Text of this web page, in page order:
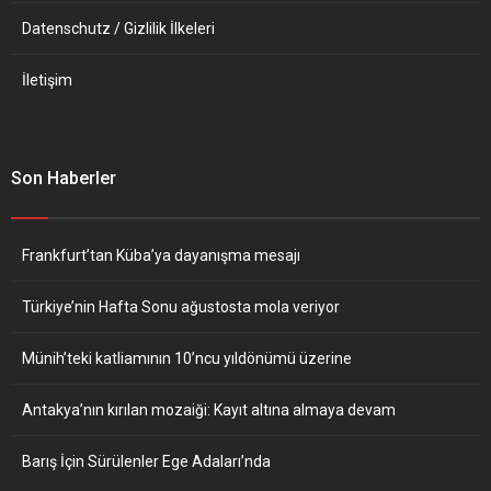
Datenschutz / Gizlilik İlkeleri
İletişim
Son Haberler
Frankfurt’tan Küba’ya dayanışma mesajı
Türkiye’nin Hafta Sonu ağustosta mola veriyor
Münih’teki katliamının 10’ncu yıldönümü üzerine
Antakya’nın kırılan mozaiği: Kayıt altına almaya devam
Barış İçin Sürülenler Ege Adaları’nda